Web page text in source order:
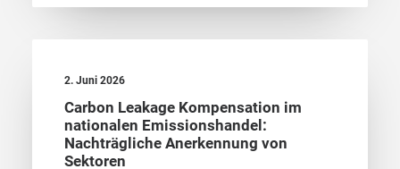
2. Juni 2026
Carbon Leakage Kompensation im
nationalen Emissionshandel:
Nachträgliche Anerkennung von
Sektoren